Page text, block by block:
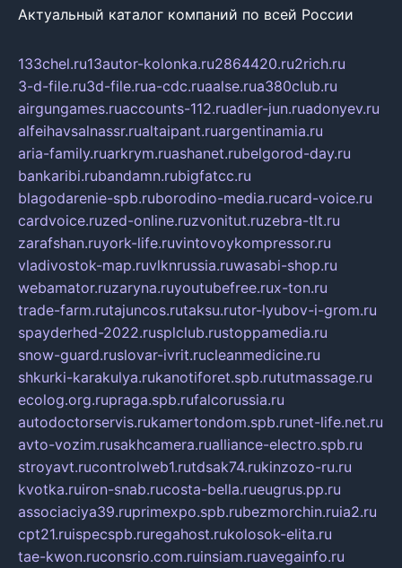
Актуальный каталог компаний по всей России
133chel.ru13autor-kolonka.ru2864420.ru2rich.ru
3-d-file.ru3d-file.rua-cdc.ruaalse.rua380club.ru
airgungames.ruaccounts-112.ruadler-jun.ruadonyev.ru
alfeihavsalnassr.rualtaipant.ruargentinamia.ru
aria-family.ruarkrym.ruashanet.rubelgorod-day.ru
bankaribi.rubandamn.rubigfatcc.ru
blagodarenie-spb.ruborodino-media.rucard-voice.ru
cardvoice.ruzed-online.ruzvonitut.ruzebra-tlt.ru
zarafshan.ruyork-life.ruvintovoykompressor.ru
vladivostok-map.ruvlknrussia.ruwasabi-shop.ru
webamator.ruzaryna.ruyoutubefree.rux-ton.ru
trade-farm.rutajuncos.rutaksu.rutor-lyubov-i-grom.ru
spayderhed-2022.rusplclub.rustoppamedia.ru
snow-guard.ruslovar-ivrit.rucleanmedicine.ru
shkurki-karakulya.rukanotiforet.spb.rututmassage.ru
ecolog.org.rupraga.spb.rufalcorussia.ru
autodoctorservis.rukamertondom.spb.runet-life.net.ru
avto-vozim.rusakhcamera.rualliance-electro.spb.ru
stroyavt.rucontrolweb1.rutdsak74.rukinzozo-ru.ru
kvotka.ruiron-snab.rucosta-bella.rueugrus.pp.ru
associaciya39.ruprimexpo.spb.rubezmorchin.ruia2.ru
cpt21.ruispecspb.ruregahost.rukolosok-elita.ru
tae-kwon.ruconsrio.com.ruinsiam.ruavegainfo.ru